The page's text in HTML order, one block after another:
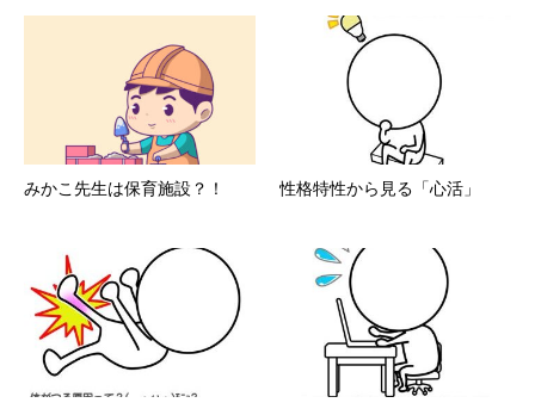
みかこ先生は保育施設？！ 性格特性から見る「心活」